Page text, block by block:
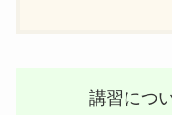
講習につ